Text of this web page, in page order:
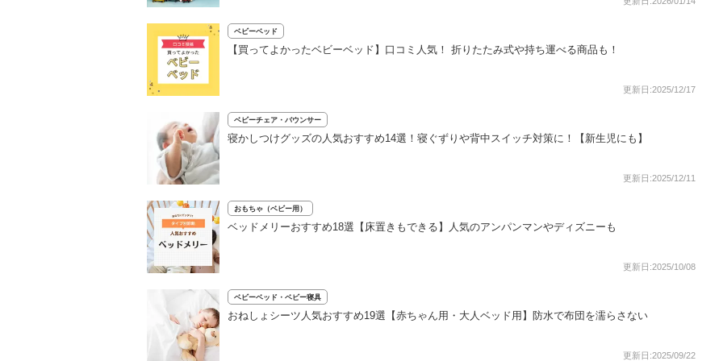
ベビーベッド
【買ってよかったベビーベッド】口コミ人気！ 折りたたみ式や持ち運べる商品も！
更新日:2025/12/17
ベビーチェア・バウンサー
寝かしつけグッズの人気おすすめ14選！寝ぐずりや背中スイッチ対策に！【新生児にも】
更新日:2025/12/11
おもちゃ（ベビー用）
ベッドメリーおすすめ18選【床置きもできる】人気のアンパンマンやディズニーも
更新日:2025/10/08
ベビーベッド・ベビー寝具
おねしょシーツ人気おすすめ19選【赤ちゃん用・大人ベッド用】防水で布団を濡らさない
更新日:2025/09/22